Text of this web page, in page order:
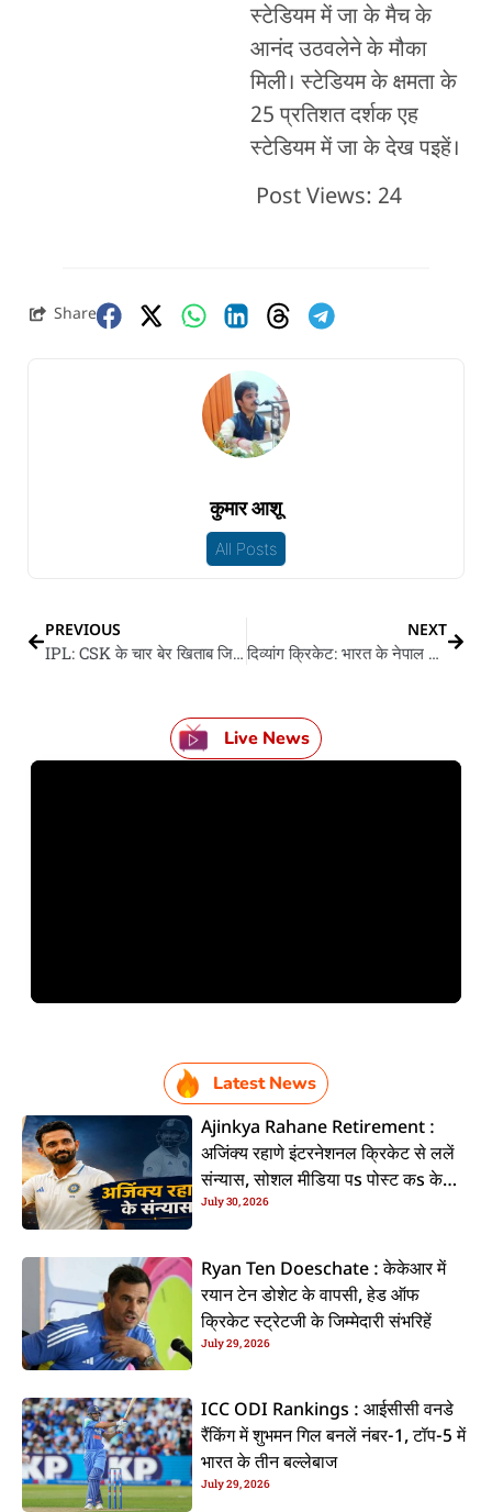
स्टेडियम में जा के मैच के
आनंद उठवलेने के मौका
मिली। स्टेडियम के क्षमता के
25 प्रतिशत दर्शक एह
स्टेडियम में जा के देख पइहें।
Post Views: 24
Share
कुमार आशू
All Posts
PREVIOUS
IPL: CSK के चार बेर खिताब जिता चुकल धोनी छोडले कप्तानी, जडेजा के मिलल कमान
NEXT
दिव्यांग क्रिकेट: भारत के नेपाल आ श्रीलंका पs जीत, फाइनल में भारत आ बांग्लादेस के भिड़ंत
Live News
Latest News
Ajinkya Rahane Retirement :
अजिंक्य रहाणे इंटरनेशनल क्रिकेट से ललें
संन्यास, सोशल मीडिया पs पोस्ट कs के
कइलें एलान
July 30, 2026
Ryan Ten Doeschate : केकेआर में
रयान टेन डोशेट के वापसी, हेड ऑफ
क्रिकेट स्ट्रेटजी के जिम्मेदारी संभरिहें
July 29, 2026
ICC ODI Rankings : आईसीसी वनडे
रैंकिंग में शुभमन गिल बनलें नंबर-1, टॉप-5 में
भारत के तीन बल्लेबाज
July 29, 2026